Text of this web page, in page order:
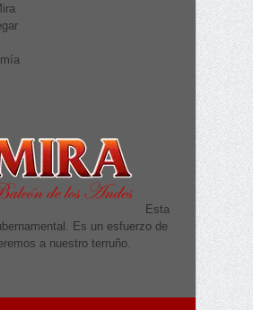
Esta
Es un esfuerzo de
a nuestro terruño.